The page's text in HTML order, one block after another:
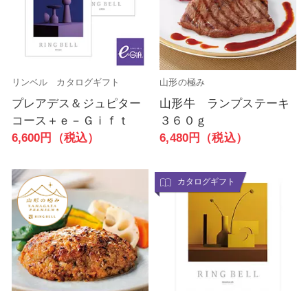
リンベル カタログギフト
プレアデス＆ジュピター
コース＋ｅ－Ｇｉｆｔ
6,600円（税込）
山形の極み
山形牛 ランプステーキ
３６０ｇ
6,480円（税込）
カタログギフト